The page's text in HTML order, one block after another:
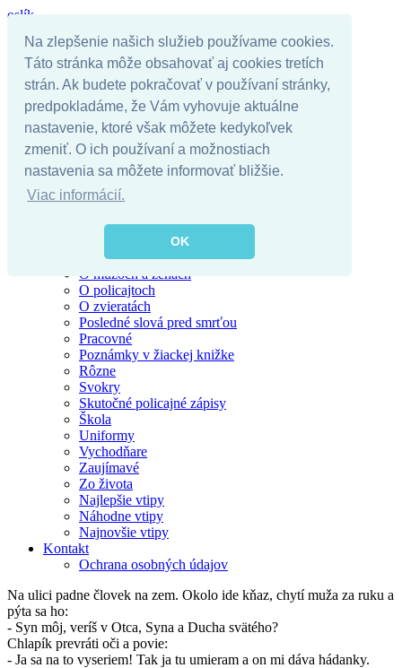
Na zlepšenie našich služieb používame cookies.
Táto stránka môže obsahovať aj cookies tretích
strán. Ak budete pokračovať v používaní stránky,
predpokladáme, že Vám vyhovuje aktuálne
nastavenie, ktoré však môžete kedykoľvek
zmeniť. O ich používaní a možnostiach
nastavenia sa môžete informovať bližšie.
Viac informácií.
OK
oslík
Úvodná stránka
Alkohol
Blondínky
Chuck Norris
Darwinova cena
Kostolné
Hlavolamy
Motoristi
Najzábavnejšie citáty
O rómoch
O mužoch a ženách
O policajtoch
O zvieratách
Posledné slová pred smrťou
Pracovné
Poznámky v žiackej knižke
Rôzne
Svokry
Skutočné policajné zápisy
Škola
Uniformy
Vychodňare
Zaujímavé
Zo života
Najlepšie vtipy
Náhodne vtipy
Najnovšie vtipy
Kontakt
Ochrana osobných údajov
Na ulici padne človek na zem. Okolo ide kňaz, chytí muža za ruku a
pýta sa ho:
- Syn môj, veríš v Otca, Syna a Ducha svätého?
Chlapík prevráti oči a povie:
- Ja sa na to vyseriem! Tak ja tu umieram a on mi dáva hádanky.